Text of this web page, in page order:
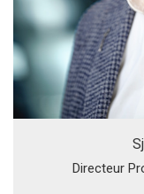
Directeur